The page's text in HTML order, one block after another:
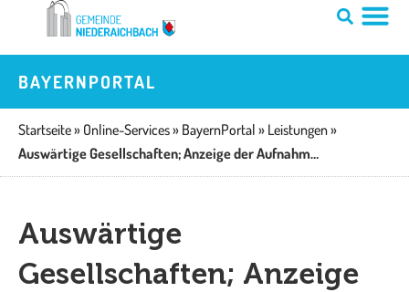
springen
BAYERNPORTAL
Startseite» Online-Services» BayernPortal » Leistungen»
Auswärtige Gesellschaften; Anzeige der Aufnahme der Tätigkeit bei der Bayerischen Ingenieurekammer-Bau
Auswärtige
Gesellschaften; Anzeige